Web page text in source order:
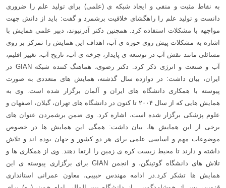
به نقاط مثبت و منفی و ایجاد شبکه ی (علمی) برای تولید علم را ضروری
دانست و تولید علم را راهگشای خلاقیت برشمرد و گفت: باید از دانش جهت
مواجهه با مشکلات استفاده کرد. همچنین دکتر آذرنیوند، دبیر علمی همایش با
اشاره به مشکلات پیش روی حوزه ی آب، اهداف این همایش را تمرکز بر روی
مسائلی مانند نقش آب در توسعه ی پایدار، چرخه ی آب، تاریخ آب، تغییر اقلیم،
آب و صنعت و انرژی ذکر کرد.
دکتر رضوی، هماهنگ کننده شبکه GIAN در
ایران، بیان داشت: در دوازده سال گذشته، همایش های متعددی به صورت
پیوسته با همکاری دانشگاه های ایران و آلمان برگزار شده است. وی به
همایش هایی که از سال ۲۰۰۴ تا کنون در دانشگاه های تهران، گیلان، اصفهان و
علوم پزشکی برگزار شده است، اشاره کرد. وی ضمن برشمردن عنوان های
برخی از این همایش ها، بیان داشت: همگی این همایش ها در خصوص
موضوعات مهم و اساسی علمی برای هر دو کشور و جهان بوده اند و تلاش
داشته و دارند تا محیط زیست کره ی زمین را ارتقا دهند. وی از همکاری ها و
تلاش های دانشگاه گوتینگن، و انجمن GIAN برای برگزاری پیوسته ی این
همایش ها تشکر کرد. در ادامه مهندس حبیبی، معاون عمرانی استانداری